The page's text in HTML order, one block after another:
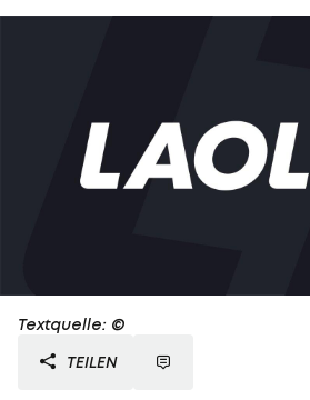
Textquelle: ©
TEILEN